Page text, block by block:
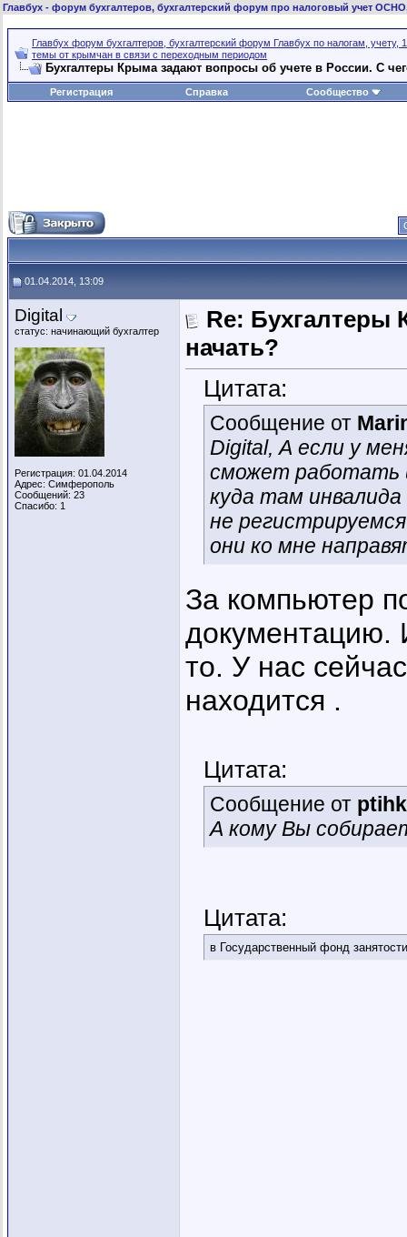
Главбух - форум бухгалтеров, бухгалтерский форум про налоговый учет
Главбух форум бухгалтеров, бухгалтерский форум Главбух по налогам, учету,
темы от крымчан в связи с переходным периодом
Бухгалтеры Крыма задают вопросы об учете в России. C
Регистрация Справка Сообщество
01.04.2014, 13:09
Digital
статус: начинающий бухгалтер
Регистрация: 01.04.2014
Адрес: Симферополь
Сообщений: 23
Спасибо: 1
Re: Бухгалтеры
начать?
Цитата:
Сообщение от
Digital, А если у
сможет работать
куда там
не
они ко мне
За компьютер
документацию.
то. У нас
находится .
Цитата:
Сообщение от
А кому Вы
Цитата:
в Государственный фонд